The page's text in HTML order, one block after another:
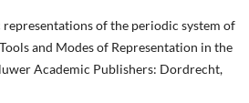
representations of the periodic system of
and Modes of Representation in the
Academic Publishers: Dordrecht,